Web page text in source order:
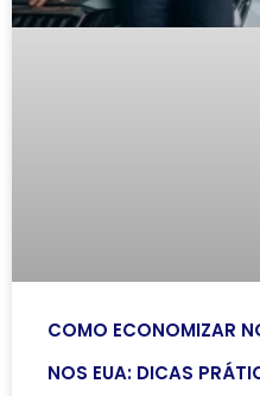
COMO ECONOMIZAR
NOS EUA: DICAS